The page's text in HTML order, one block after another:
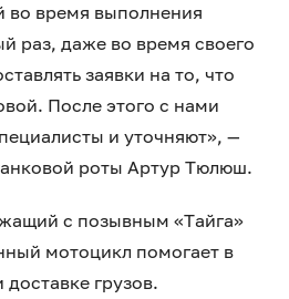
во время выполнения
раз, даже во время своего
заявки на то, что
После этого с нами
и уточняют», —
роты Артур Тюлюш.
с позывным «Тайга»
мотоцикл помогает в
грузов.